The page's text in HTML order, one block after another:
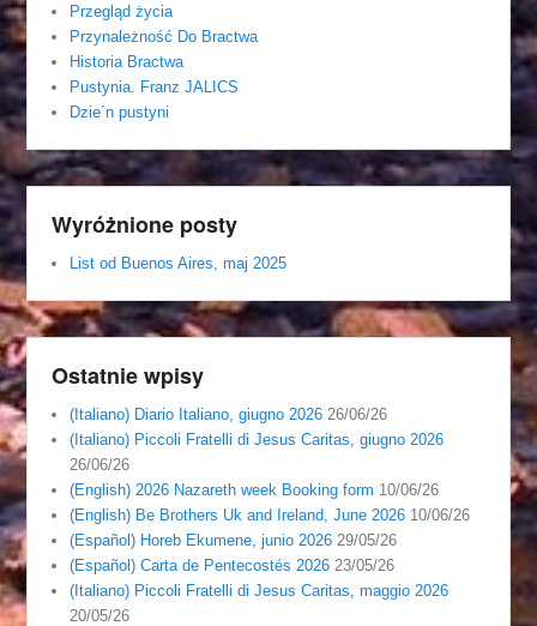
Przegląd życia
Przynależność Do Bractwa
Historia Bractwa
Pustynia. Franz JALICS
Dzie´n pustyni
Wyróżnione posty
List od Buenos Aires, maj 2025
Ostatnie wpisy
(Italiano) Diario Italiano, giugno 2026 26/06/26
(Italiano) Piccoli Fratelli di Jesus Caritas, giugno 2026
26/06/26
(English) 2026 Nazareth week Booking form 10/06/26
(English) Be Brothers Uk and Ireland, June 2026 10/06/26
(Español) Horeb Ekumene, junio 2026 29/05/26
(Español) Carta de Pentecostés 2026 23/05/26
(Italiano) Piccoli Fratelli di Jesus Caritas, maggio 2026
20/05/26